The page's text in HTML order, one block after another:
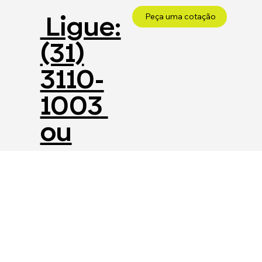
Ligue:
(31)
3110-
1003
ou
Peça uma cotação